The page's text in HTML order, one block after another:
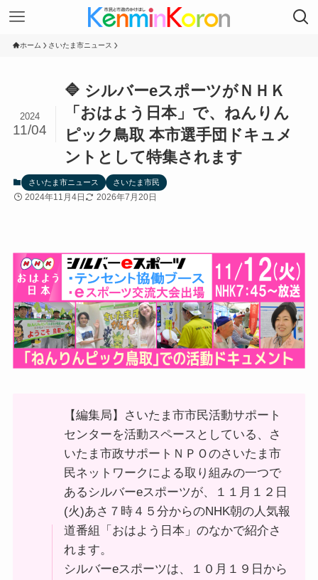
ホーム さいたま市ニュース
🔷 シルバーeスポーツがＮＨＫ
「おはよう日本」で、ねんりん
ピック鳥取 本市選手団ドキュメ
ントとして特集されます
2024
11/04
さいたま市ニュース さいたま市民
2024年11月4日 2026年7月20日
【編集局】さいたま市市民活動サポート
センターを活動スペースとしている、さ
いたま市政サポートＮＰＯのさいたま市
民ネットワークによる取り組みの一つで
あるシルバーeスポーツが、１１月１２日
(火)あさ７時４５分からのNHK朝の人気報
道番組「おはよう日本」のなかで紹介さ
れます。
シルバーeスポーツは、１０月１９日から